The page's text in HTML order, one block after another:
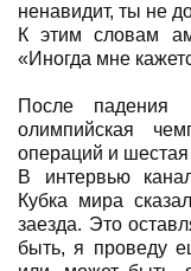
ненавидит, ты не
К этим словам
«Иногда мне
После падения
олимпийская
операций и
В интервью
Кубка мира
заезда. Это
быть, я проведу